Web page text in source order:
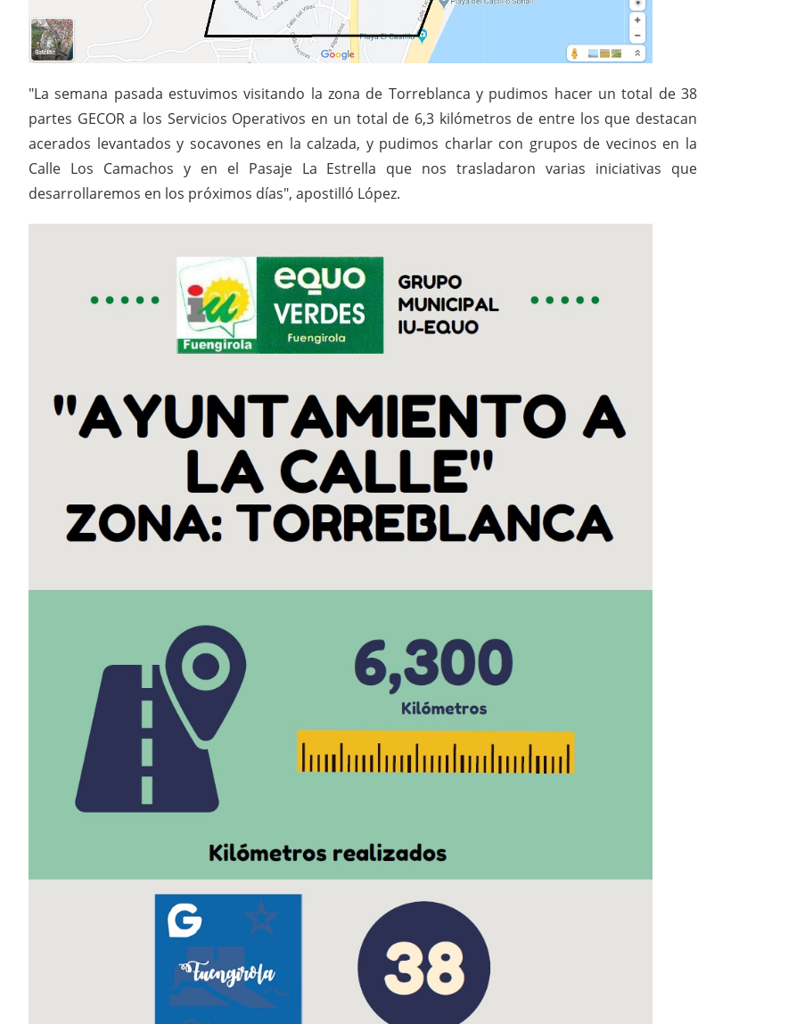
"La semana pasada estuvimos visitando la zona de Torreblanca y pudimos hacer un total de 38
partes GECOR a los Servicios Operativos en un total de 6,3 kilómetros de entre los que destacan
acerados levantados y socavones en la calzada, y pudimos charlar con grupos de vecinos en la
Calle Los Camachos y en el Pasaje La Estrella que nos trasladaron varias iniciativas que
desarrollaremos en los próximos días", apostilló López.